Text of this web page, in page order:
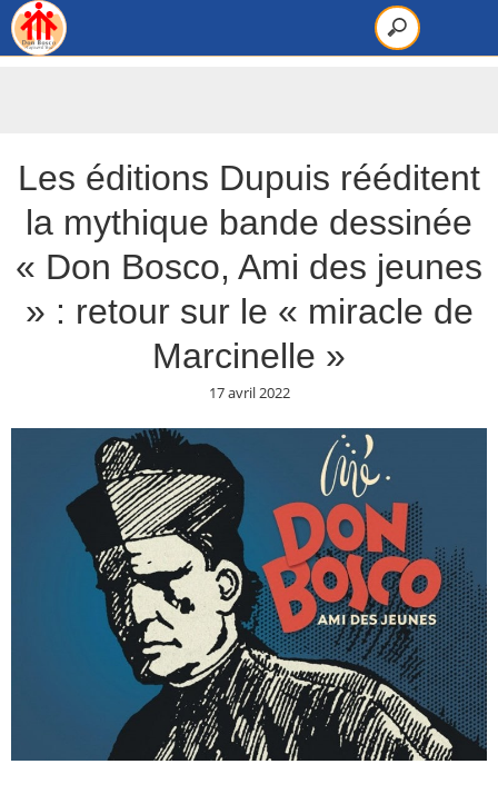
Les éditions Dupuis rééditent
la mythique bande dessinée
« Don Bosco, Ami des jeunes
» : retour sur le « miracle de
Marcinelle »
17 avril 2022